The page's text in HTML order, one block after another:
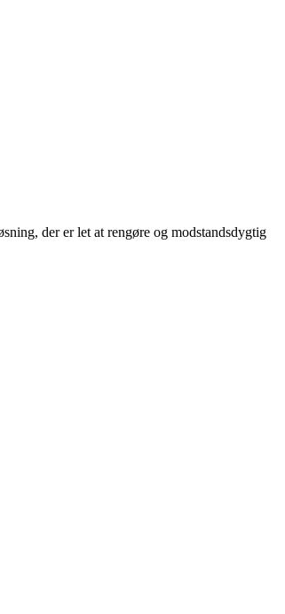
der er let at rengøre og modstandsdygtig